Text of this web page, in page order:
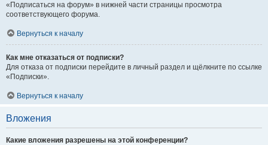
«Подписаться на форум» в нижней части страницы просмотра
соответствующего форума.
Вернуться к началу
Как мне отказаться от подписки?
Для отказа от подписки перейдите в личный раздел и щёлкните по ссылке
«Подписки».
Вернуться к началу
Вложения
Какие вложения разрешены на этой конференции?